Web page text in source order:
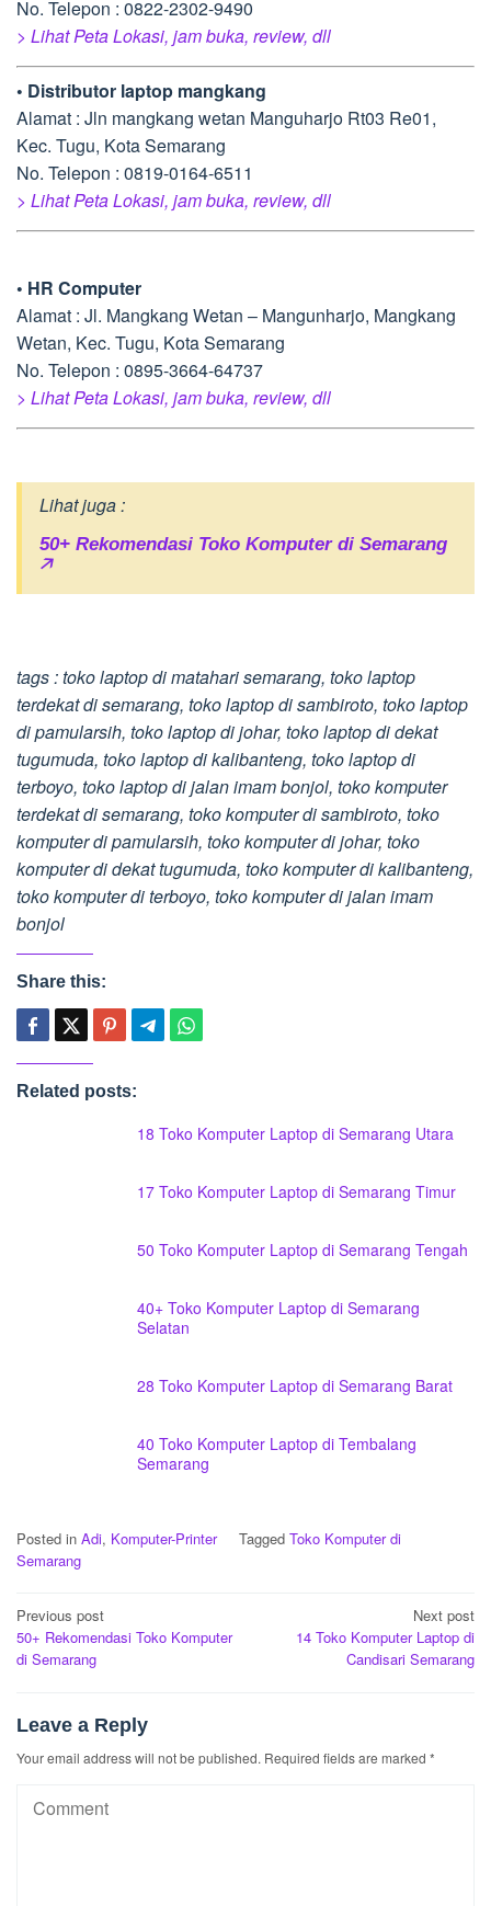
No. Telepon : 0822-2302-9490
> Lihat Peta Lokasi, jam buka, review, dll
• Distributor laptop mangkang
Alamat : Jln mangkang wetan Manguharjo Rt03 Re01,
Kec. Tugu, Kota Semarang
No. Telepon : 0819-0164-6511
> Lihat Peta Lokasi, jam buka, review, dll
• HR Computer
Alamat : Jl. Mangkang Wetan – Mangunharjo, Mangkang
Wetan, Kec. Tugu, Kota Semarang
No. Telepon : 0895-3664-64737
> Lihat Peta Lokasi, jam buka, review, dll
Lihat juga :
50+ Rekomendasi Toko Komputer di Semarang
🡥
tags : toko laptop di matahari semarang, toko laptop
terdekat di semarang, toko laptop di sambiroto, toko laptop
di pamularsih, toko laptop di johar, toko laptop di dekat
tugumuda, toko laptop di kalibanteng, toko laptop di
terboyo, toko laptop di jalan imam bonjol, toko komputer
terdekat di semarang, toko komputer di sambiroto, toko
komputer di pamularsih, toko komputer di johar, toko
komputer di dekat tugumuda, toko komputer di kalibanteng,
toko komputer di terboyo, toko komputer di jalan imam
bonjol
Share this:
Related posts:
18 Toko Komputer Laptop di Semarang Utara
17 Toko Komputer Laptop di Semarang Timur
50 Toko Komputer Laptop di Semarang Tengah
40+ Toko Komputer Laptop di Semarang
Selatan
28 Toko Komputer Laptop di Semarang Barat
40 Toko Komputer Laptop di Tembalang
Semarang
Posted in Adi, Komputer-Printer Tagged Toko Komputer di
Semarang
Post
navigation
Previous post
50+ Rekomendasi Toko Komputer
di Semarang
Next post
14 Toko Komputer Laptop di
Candisari Semarang
Leave a Reply
Your email address will not be published. Required fields are marked *